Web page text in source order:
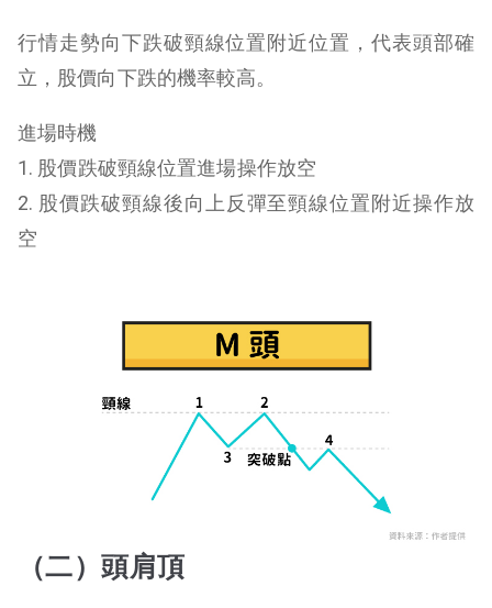
行情走勢向下跌破頸線位置附近位置，代表頭部確
立，股價向下跌的機率較高。
進場時機
1. 股價跌破頸線位置進場操作放空
2. 股價跌破頸線後向上反彈至頸線位置附近操作放
空
（二）頭肩頂